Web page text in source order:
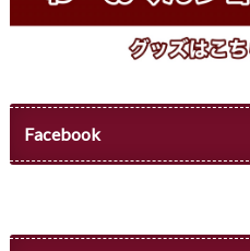
Facebook